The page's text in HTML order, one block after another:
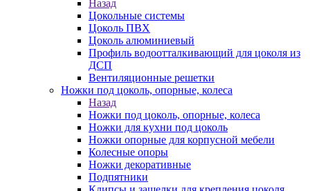
Назад
Цокольные системы
Цоколь ПВХ
Цоколь алюминиевый
Профиль водоотталкивающий для цоколя из
ДСП
Вентиляционные решетки
Ножки под цоколь, опорные, колеса
Назад
Ножки под цоколь, опорные, колеса
Ножки для кухни под цоколь
Ножки опорные для корпусной мебели
Колесные опоры
Ножки декоративные
Подпятники